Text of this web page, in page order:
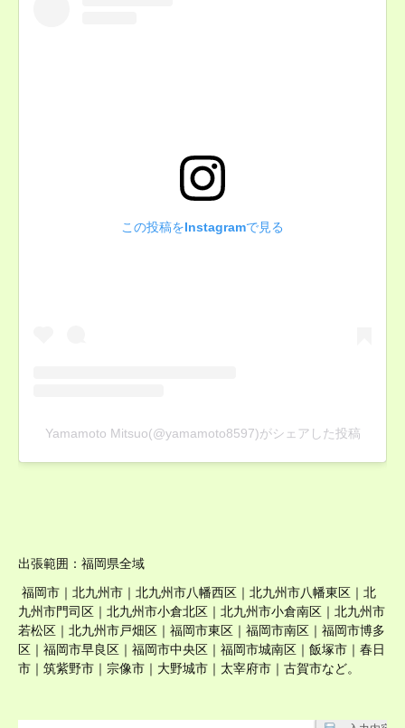
出張範囲：福岡県全域
福岡市｜北九州市｜北九州市八幡西区｜北九州市八幡東区｜北
九州市門司区｜北九州市小倉北区｜北九州市小倉南区｜北九州市
若松区｜北九州市戸畑区｜福岡市東区｜福岡市南区｜福岡市博多
区｜福岡市早良区｜福岡市中央区｜福岡市城南区｜飯塚市｜春日
市｜筑紫野市｜宗像市｜大野城市｜太宰府市｜古賀市など。